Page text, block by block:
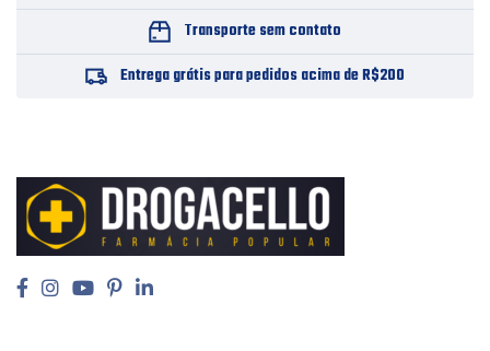
Transporte sem contato
Entrega grátis para pedidos acima de R$200